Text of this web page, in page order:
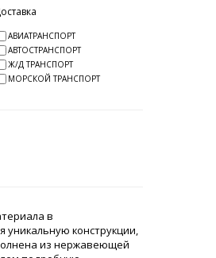
АВИАТРАНСПОРТ
АВТОСТРАНСПОРТ
Ж/Д ТРАНСПОРТ
МОРСКОЙ ТРАНСПОРТ
в
уникальную конструкции,
из нержавеющей